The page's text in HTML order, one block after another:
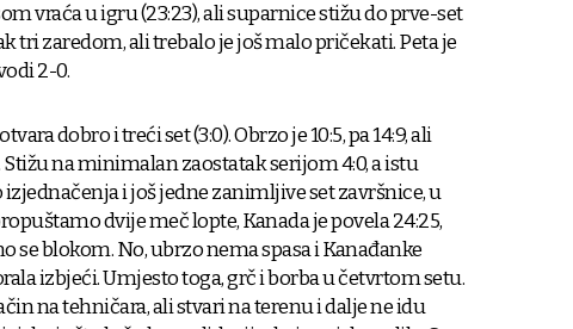
vraća u igru (23:23), ali suparnice stižu do prve-set
tri zaredom, ali trebalo je još malo pričekati. Peta je
2-0.
dobro i treći set (3:0). Obrzo je 10:5, pa 14:9, ali
Stižu na minimalan zaostatak serijom 4:0, a istu
izjednačenja i još jedne zanimljive set završnice, u
dvije meč lopte, Kanada je povela 24:25,
se blokom. No, ubrzo nema spasa i Kanađanke
izbjeći. Umjesto toga, grč i borba u četvrtom setu.
na tehničara, ali stvari na terenu i dalje ne idu